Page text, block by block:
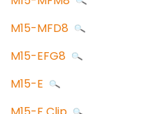
M15-MFD8
M15-EFG8
M15-E